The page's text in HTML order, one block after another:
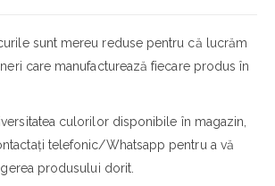
sunt mereu reduse pentru că lucrăm
care manufacturează fiecare produs în
culorilor disponibile în magazin,
telefonic/Whatsapp pentru a vă
produsului dorit.